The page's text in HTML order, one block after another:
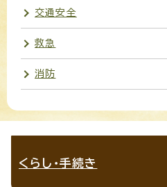
交通安全
救急
消防
くらし・手続き